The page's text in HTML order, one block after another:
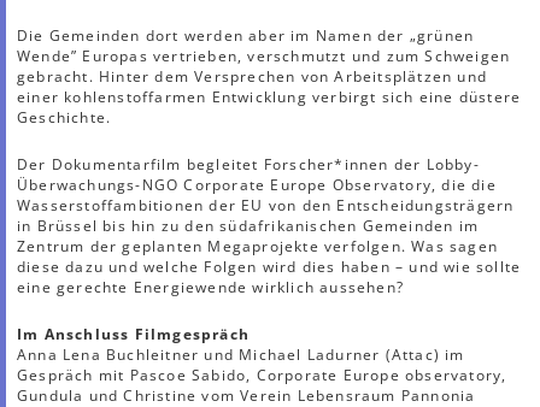
Die Gemeinden dort werden aber im Namen der „grünen
Wende” Europas vertrieben, verschmutzt und zum Schweigen
gebracht. Hinter dem Versprechen von Arbeitsplätzen und
einer kohlenstoffarmen Entwicklung verbirgt sich eine düstere
Geschichte.
Der Dokumentarfilm begleitet Forscher*innen der Lobby-
Überwachungs-NGO Corporate Europe Observatory, die die
Wasserstoffambitionen der EU von den Entscheidungsträgern
in Brüssel bis hin zu den südafrikanischen Gemeinden im
Zentrum der geplanten Megaprojekte verfolgen. Was sagen
diese dazu und welche Folgen wird dies haben – und wie sollte
eine gerechte Energiewende wirklich aussehen?
Im Anschluss Filmgespräch
Anna Lena Buchleitner und Michael Ladurner (Attac) im
Gespräch mit Pascoe Sabido, Corporate Europe observatory,
Gundula und Christine vom Verein Lebensraum Pannonia